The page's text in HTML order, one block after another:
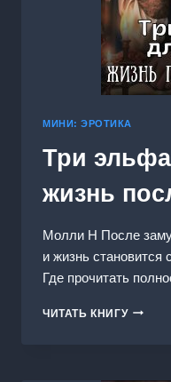
МИНИ: ЭРОТИКА
Три
жизнь
Молли Н После
и жизнь становится
Где прочитать
ЧИТАТЬ КНИГУТРИ